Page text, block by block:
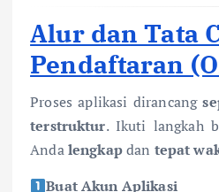
Alur dan Tata
Pendaftaran
Proses aplikasi dirancang
terstruktur. Ikuti langkah
Andalengkapdan tepat
Buat Akun Aplikasi